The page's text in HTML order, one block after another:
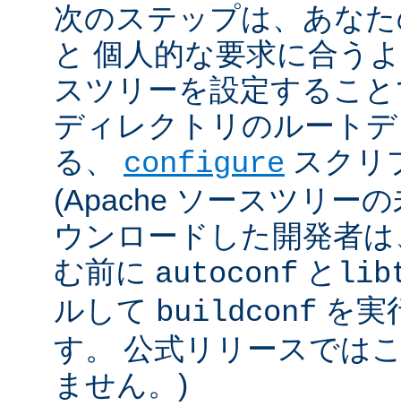
次のステップは、あな
と 個人的な要求に合う
スツリーを設定するこ
ディレクトリのルート
る、 configure スクリ
(Apache ソースツリー
ウンロードした開発者
む前に autoconf と
ルして buildconf を実
す。 公式リリースでは
ません。)